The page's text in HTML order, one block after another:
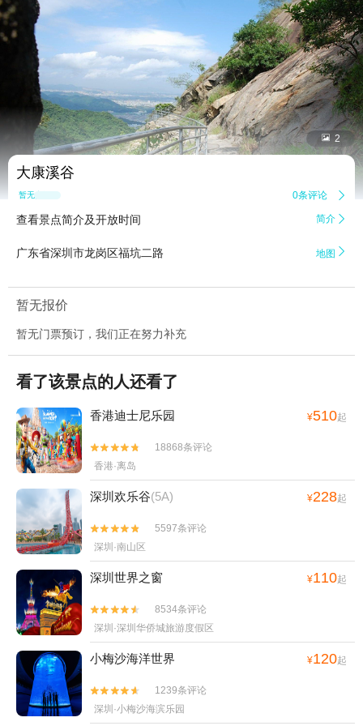
 2
大康溪谷
暂无点评 0条评论 
查看景点简介及开放时间 简介 
广东省深圳市龙岗区福坑二路 地图 
暂无报价
暂无门票预订，我们正在努力补充
看了该景点的人还看了
香港迪士尼乐园 ¥510起


18868条评论
香港·离岛
深圳欢乐谷(5A) ¥228起


5597条评论
深圳·南山区
深圳世界之窗 ¥110起


8534条评论
深圳·深圳华侨城旅游度假区
小梅沙海洋世界 ¥120起


1239条评论
深圳·小梅沙海滨乐园
